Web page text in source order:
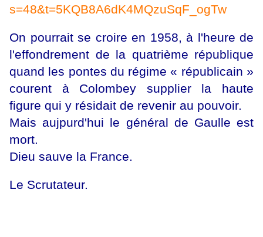
s=48&t=5KQB8A6dK4MQzuSqF_ogTw
On pourrait se croire en 1958, à l'heure de
l'effondrement de la quatrième république
quand les pontes du régime « républicain »
courent à Colombey supplier la haute
figure qui y résidait de revenir au pouvoir.
Mais aujpurd'hui le général de Gaulle est
mort.
Dieu sauve la France.
Le Scrutateur.